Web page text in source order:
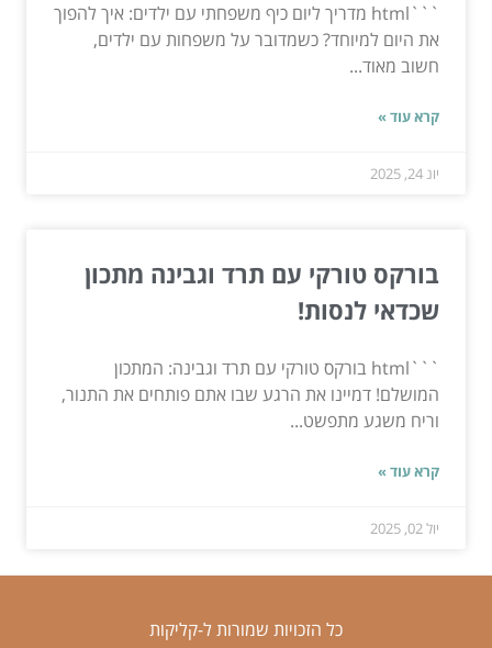
```html מדריך ליום כיף משפחתי עם ילדים: איך להפוך
את היום למיוחד? כשמדובר על משפחות עם ילדים,
חשוב מאוד...
קרא עוד »
יונ 24, 2025
בורקס טורקי עם תרד וגבינה מתכון
שכדאי לנסות!
```html בורקס טורקי עם תרד וגבינה: המתכון
המושלם! דמיינו את הרגע שבו אתם פותחים את התנור,
וריח משגע מתפשט...
קרא עוד »
יול 02, 2025
כל הזכויות שמורות ל-קליקות